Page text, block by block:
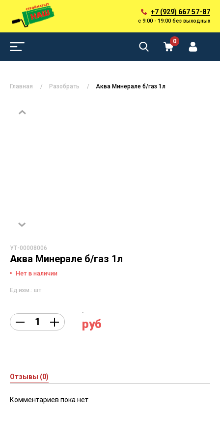
+7 (929) 667 57-87
с 9:00 - 19:00 без выходных
0
Главная Разобрать Аква Минерале б/газ 1л
УТ-00008006
Аква Минерале б/газ 1л
Нет в наличии
Ед.изм.: шт
руб
Отзывы (0)
Комментариев пока нет